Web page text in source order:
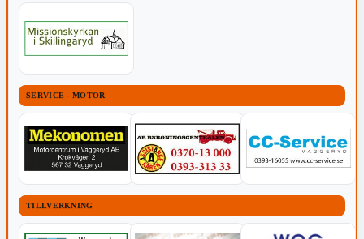
SERVICE - MOTOR
TILLVERKNING